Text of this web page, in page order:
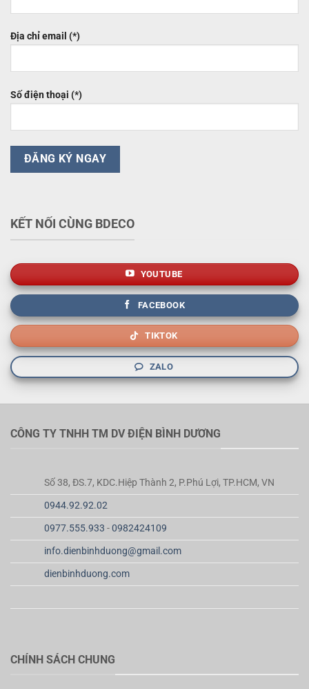
Địa chỉ email (*)
Số điện thoại (*)
KẾT NỐI CÙNG BDECO
YOUTUBE
FACEBOOK
TIKTOK
ZALO
CÔNG TY TNHH TM DV ĐIỆN BÌNH DƯƠNG
Số 38, ĐS.7, KDC.Hiệp Thành 2, P.Phú Lợi, TP.HCM, VN
0944.92.92.02
0977.555.933 -0982424109
info.dienbinhduong@gmail.com
dienbinhduong.com
CHÍNH SÁCH CHUNG